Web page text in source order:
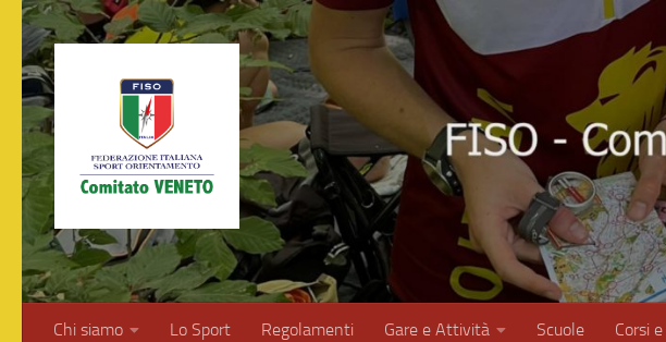
Salta al contenuto
Chi siamo Lo Sport Regolamenti Gare e Attività Scuole Corsi